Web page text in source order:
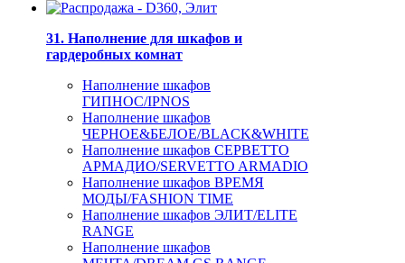
31. Наполнение для шкафов и
гардеробных комнат
Наполнение шкафов
ГИПНОС/IPNOS
Наполнение шкафов
ЧЕРНОЕ&БЕЛОЕ/BLACK&WHITE
Наполнение шкафов СЕРВЕТТО
АРМАДИО/SERVETTO ARMADIO
Наполнение шкафов ВРЕМЯ
МОДЫ/FASHION TIME
Наполнение шкафов ЭЛИТ/ELITE
RANGE
Наполнение шкафов